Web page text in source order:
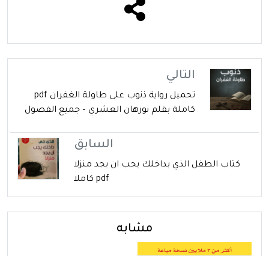
التالي
تحميل رواية ذنوب على طاولة الغفران pdf
كاملة بقلم نورهان العشري – جميع الفصول
السابق
كتاب الطفل الذي بداخلك يجب ان يجد منزلا
pdf كاملا
مشابه